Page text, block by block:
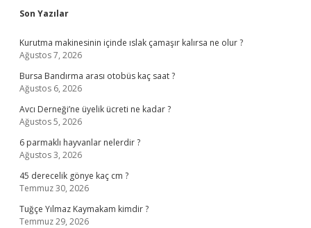
Sidebar
Son Yazılar
Kurutma makinesinin içinde ıslak çamaşır kalırsa ne olur ?
Ağustos 7, 2026
Bursa Bandırma arası otobüs kaç saat ?
Ağustos 6, 2026
Avcı Derneği’ne üyelik ücreti ne kadar ?
Ağustos 5, 2026
6 parmaklı hayvanlar nelerdir ?
Ağustos 3, 2026
45 derecelik gönye kaç cm ?
Temmuz 30, 2026
Tuğçe Yılmaz Kaymakam kimdir ?
Temmuz 29, 2026